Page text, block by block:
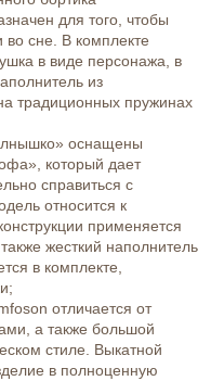
для того, чтобы
сне. В комплекте
в виде персонажа, в
из
традиционных пружинах
оснащены
который дает
справиться с
относится к
применяется
жесткий наполнитель
в комплекте,
отличается от
а также большой
стиле. Выкатной
в полноценную